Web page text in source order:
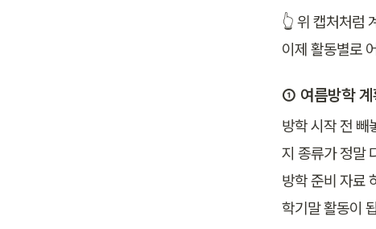
👆 위 캡처처럼
이제 활동별로
① 여름방학 계
방학 시작 전 빼
지 종류가 정말
방학 준비 자료
학기말 활동이